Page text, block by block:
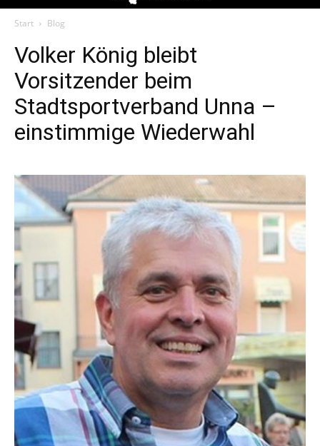
Start Blog
Volker König bleibt
Vorsitzender beim
Stadtsportverband Unna –
einstimmige Wiederwahl